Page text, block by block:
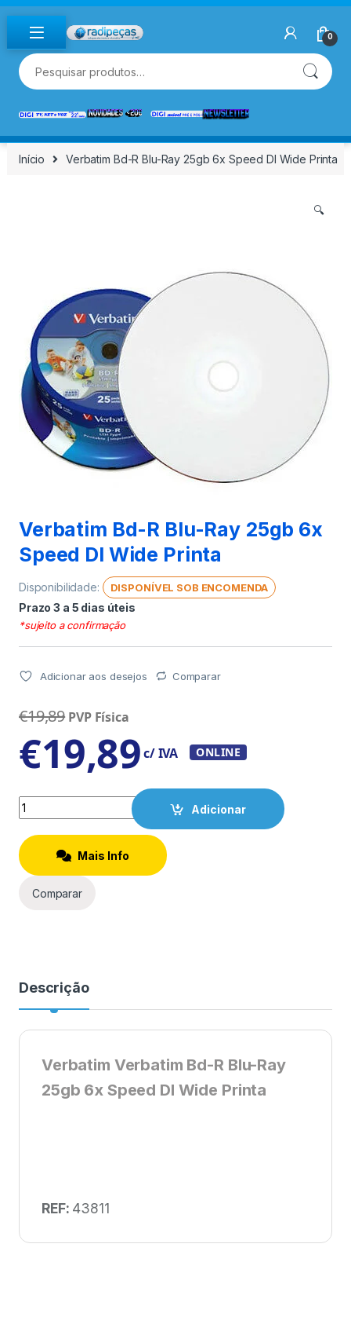
Skip to navigation
Skip to content
0
Pesquisar por:
Início Verbatim Bd-R Blu-Ray 25gb 6x Speed Dl Wide Printa
🔍
Verbatim Bd-R Blu-Ray 25gb 6x
Speed Dl Wide Printa
Disponibilidade: DISPONÍVEL SOB ENCOMENDA
Prazo 3 a 5 dias úteis
*sujeito a confirmação
Adicionar aos desejos Comparar
€19,89 PVP Física
€19,89c/ IVA ONLINE
Quantity
Adicionar
Mais Info
Comparar
Descrição
Verbatim Verbatim Bd-R Blu-Ray
25gb 6x Speed Dl Wide Printa
REF: 43811